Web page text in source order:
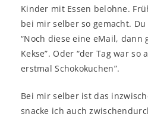
Kinder mit Essen belohne.
bei mir selber so gemacht.
“Noch diese eine eMail,
Kekse”. Oder “der Tag war so
erstmal Schokokuchen”.
Bei mir selber ist das
snacke ich auch